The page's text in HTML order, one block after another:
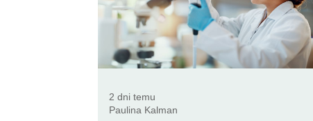
2 dni temu
Paulina Kalman